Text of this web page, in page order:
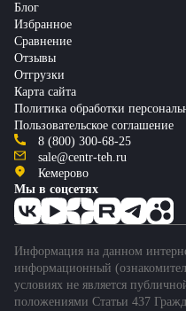
Блог
Избранное
Сравнение
Отзывы
Отгрузки
Карта сайта
Политика обработки
Пользовательское соглашение
8 (800) 300-68-25
sale@centr-teh.ru
Кемерово
Мы в соцсетях
Информация на данном
информационный
условиях не является
положениями Статьи 437